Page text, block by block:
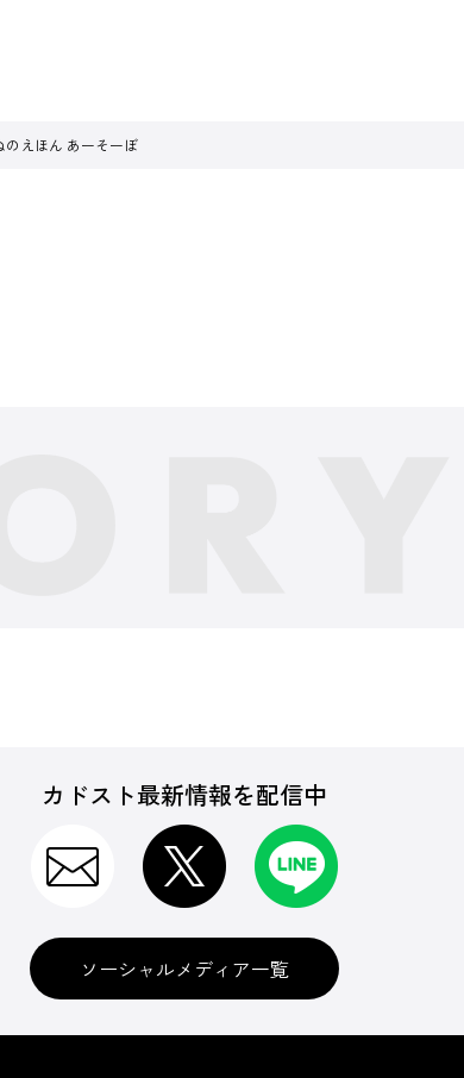
のえほん あーそーぼ
カドスト最新情報を配信中
ソーシャルメディア一覧